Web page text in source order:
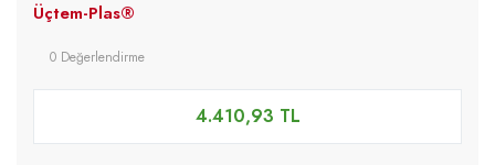
Üçtem-Plas®
0 Değerlendirme
4.410,93 TL